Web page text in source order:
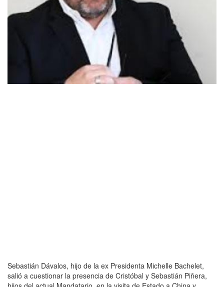
Sebastián Dávalos, hijo de la ex Presidenta Michelle Bachelet,
salió a cuestionar la presencia de Cristóbal y Sebastián Piñera,